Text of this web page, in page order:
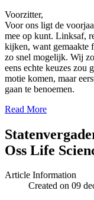
Voorzitter,
Voor ons ligt de
mee op kunt. Linksaf,
kijken, want gemaakte
zo snel mogelijk. Wij
eens echte keuzes zou
motie komen, maar
gaan te benoemen.
Read More
Oss Life
Article Information
Created on 09